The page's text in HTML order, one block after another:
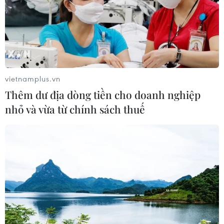
Israel phát triển xét nghiệm máu đơn
giản giúp phát hiện sớm ung thư
phổi
05/08/2026 03:42
Thái Lan phát hiện hóa thạch khủng
long ăn thịt hơn 130 triệu năm tuổi
05/08/2026 00:00
WHO ghi nhận tín hiệu tích cực từ
thử nghiệm điều trị Ebola tại Congo
04/08/2026 22:42
vietnamplus.vn
Thêm dư địa dòng tiền cho doanh nghiệp
nhỏ và vừa từ chính sách thuế